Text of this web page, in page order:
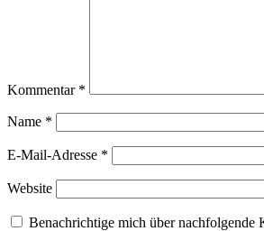
Kommentar *
Name *
E-Mail-Adresse *
Website
Benachrichtige mich über nachfolgende